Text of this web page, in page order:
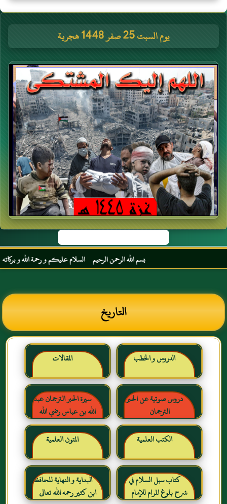
يوم السبت 25 صفر 1448 هجرية
بسم الله الرحمن الرحيم السلام عليكم و رحمة الله و بركاته
التاريخ
الدروس و الخطب المقالات
دروس صوتية عن الحبر
الترجمان
سيرة الحبر الترجمان عبد
الله بن عباس رضي الله
عنهما
الكتب العلمية
المتون العلمية
كتاب سبل السلام في
شرح بلوغ المرام للإمام
البداية و النهاية للحافظ
ابن كثير رحمه الله تعالى